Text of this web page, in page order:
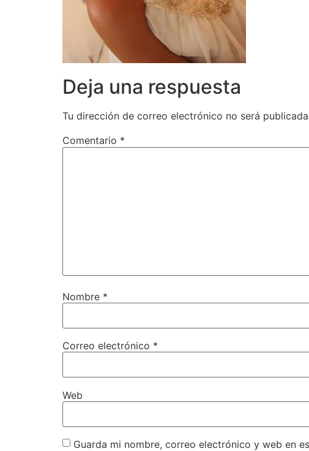
Deja una respuesta
Tu dirección de correo electrónico no será
Comentario *
Nombre *
Correo electrónico *
Web
Guarda mi nombre, correo electrónico y web en